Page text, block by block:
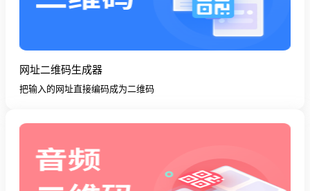
网址二维码生成器
把输入的网址直接编码成为二维码